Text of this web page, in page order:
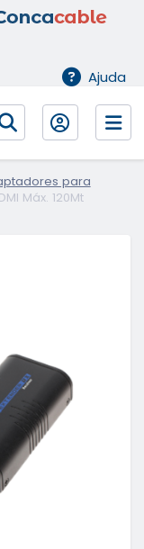
Ajuda
para
Máx. 120Mt